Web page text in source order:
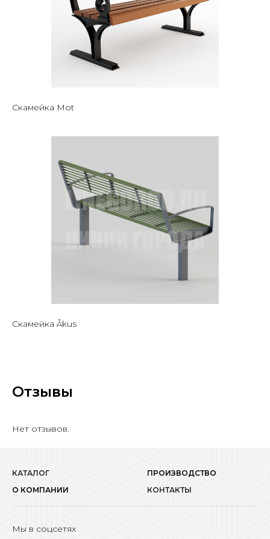
Скамейка Mot
Скамейка Åkus
Отзывы
Нет отзывов.
КАТАЛОГ
ПРОИЗВОДСТВО
О КОМПАНИИ
КОНТАКТЫ
Мы в соцсетях